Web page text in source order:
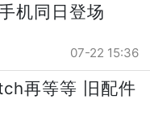
机同日登场
07-22 15:36
再等等 旧配件